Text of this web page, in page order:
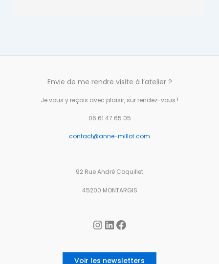
Envie de me rendre visite à l’atelier ?
Je vous y reçois avec plaisir, sur rendez-vous !
06 61 47 65 05
contact@anne-millot.com
92 Rue André Coquillet
45200 MONTARGIS
Instagram
LinkedInFacebook
Voir les newsletters